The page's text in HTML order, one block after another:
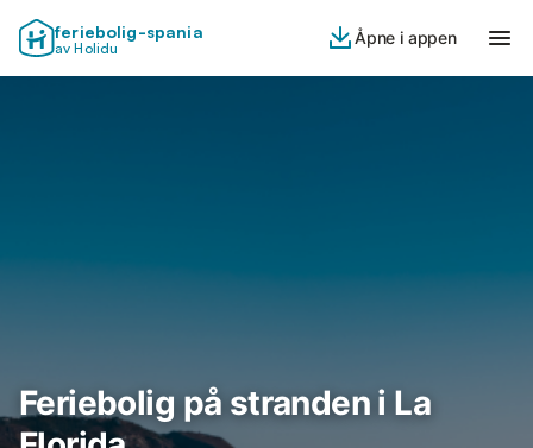
feriebolig-spania
av Holidu
Åpne i appen
Feriebolig på stranden i La